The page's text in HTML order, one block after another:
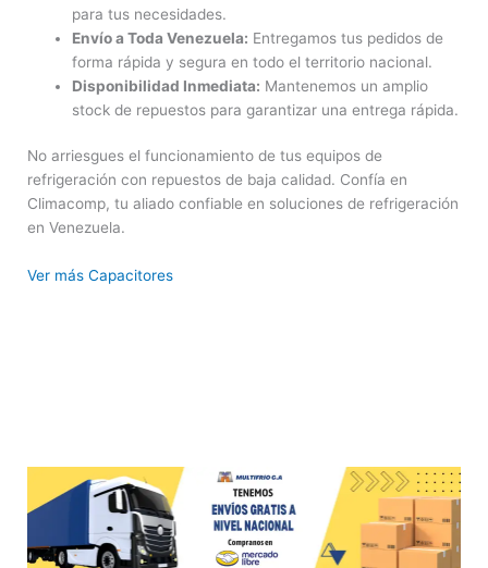
para tus necesidades.
Envío a Toda Venezuela: Entregamos tus pedidos de
forma rápida y segura en todo el territorio nacional.
Disponibilidad Inmediata: Mantenemos un amplio
stock de repuestos para garantizar una entrega rápida.
No arriesgues el funcionamiento de tus equipos de
refrigeración con repuestos de baja calidad. Confía en
Climacomp, tu aliado confiable en soluciones de refrigeración
en Venezuela.
Ver más Capacitores